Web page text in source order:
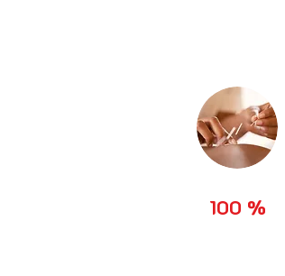
100 %